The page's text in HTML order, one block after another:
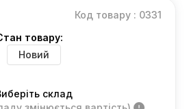
Код товару : 0331
товару:
Новий
склад